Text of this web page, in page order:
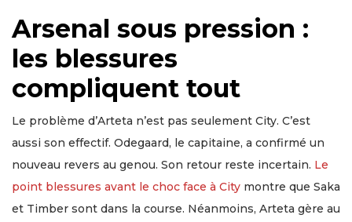
Arsenal sous pression :
les blessures
compliquent tout
Le problème d’Arteta n’est pas seulement City. C’est
aussi son effectif. Odegaard, le capitaine, a confirmé un
nouveau revers au genou. Son retour reste incertain. Le
point blessures avant le choc face à City montre que Saka
et Timber sont dans la course. Néanmoins, Arteta gère au